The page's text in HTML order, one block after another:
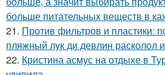
больше питательных веществ в
21. Против фильтров и пластики:
пляжный лук ди девлин расколол
22. Кристина асмус на отдыхе в